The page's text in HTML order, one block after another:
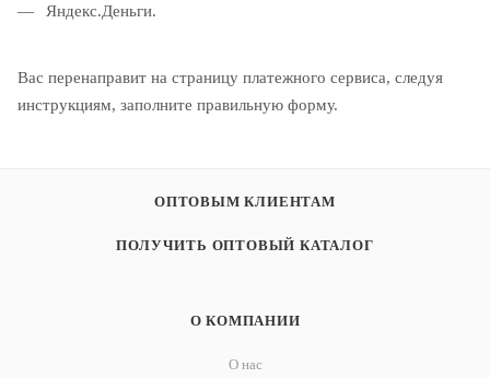
Яндекс.Деньги.
Вас перенаправит на страницу платежного сервиса, следуя
инструкциям, заполните правильную форму.
ОПТОВЫМ КЛИЕНТАМ
ПОЛУЧИТЬ ОПТОВЫЙ КАТАЛОГ
О КОМПАНИИ
О нас